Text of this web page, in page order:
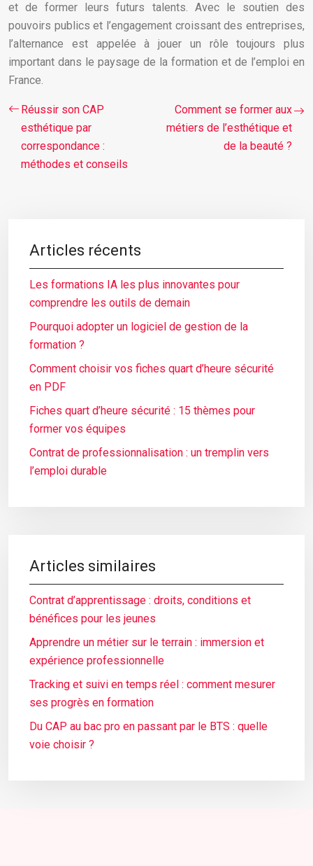
et de former leurs futurs talents. Avec le soutien des
pouvoirs publics et l’engagement croissant des entreprises,
l’alternance est appelée à jouer un rôle toujours plus
important dans le paysage de la formation et de l’emploi en
France.
Réussir son CAP
esthétique par
correspondance :
méthodes et conseils
Comment se former aux
métiers de l’esthétique et
de la beauté ?
Articles récents
Les formations IA les plus innovantes pour
comprendre les outils de demain
Pourquoi adopter un logiciel de gestion de la
formation ?
Comment choisir vos fiches quart d’heure sécurité
en PDF
Fiches quart d’heure sécurité : 15 thèmes pour
former vos équipes
Contrat de professionnalisation : un tremplin vers
l’emploi durable
Articles similaires
Contrat d’apprentissage : droits, conditions et
bénéfices pour les jeunes
Apprendre un métier sur le terrain : immersion et
expérience professionnelle
Tracking et suivi en temps réel : comment mesurer
ses progrès en formation
Du CAP au bac pro en passant par le BTS : quelle
voie choisir ?